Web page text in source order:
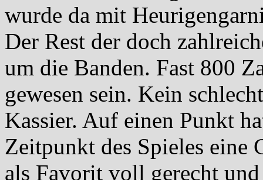
wurde da mit
Der Rest der doch
um die Banden. Fast 800
gewesen sein. Kein
Kassier. Auf einen Punkt
Zeitpunkt des Spieles eine
als Favorit voll gerecht